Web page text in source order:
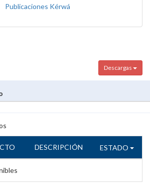
Publicaciones Kérwá
Descargas
DESCRIPCIÓN ESTADO